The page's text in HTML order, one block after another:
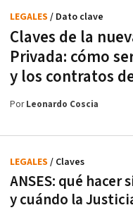
Claves de la
Privada: cómo
y los contratos
LEGALES / Dato clave
PorLeonardo Coscia
ANSES: qué hacer
y cuándo la
LEGALES / Claves